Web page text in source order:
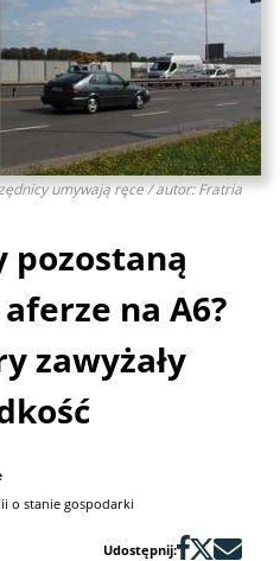
umywają ręce / autor: Fratria
pozostaną
na A6?
zawyżały
o stanie gospodarki
Udostępnij: